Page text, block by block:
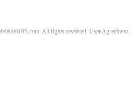
All rights reserved. User Agreement